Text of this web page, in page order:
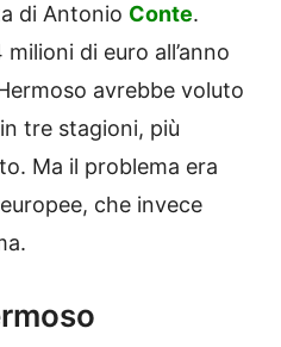
di Antonio Conte.
di euro all’anno
avrebbe voluto
tre stagioni, più
Ma il problema era
che invece